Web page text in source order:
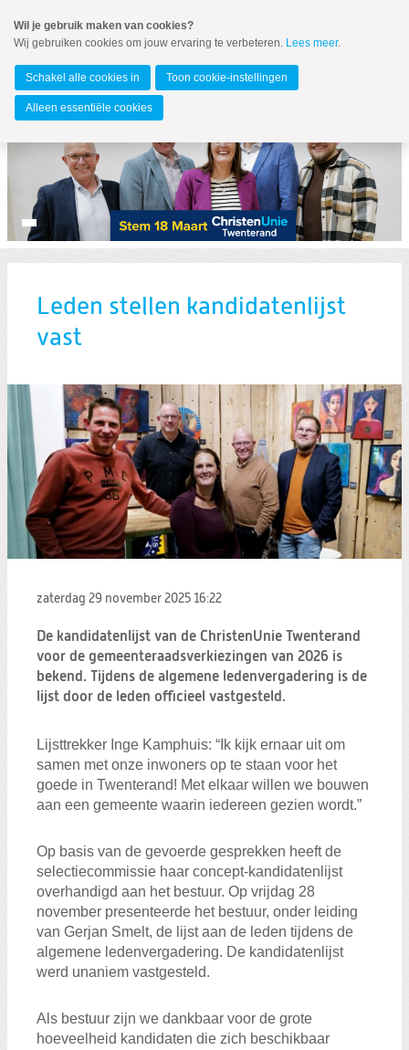
naar
Spring
de
inhoud
Spring
naar
hoofdmenu
Twenterand
MENU
Leden stellen kandidatenlijst
vast
zaterdag 29 november 2025 16:22
De kandidatenlijst van de ChristenUnie Twenterand
voor de gemeenteraadsverkiezingen van 2026 is
bekend. Tijdens de algemene ledenvergadering is de
lijst door de leden officieel vastgesteld.
Lijsttrekker Inge Kamphuis: “Ik kijk ernaar uit om
samen met onze inwoners op te staan voor het
goede in Twenterand! Met elkaar willen we bouwen
aan een gemeente waarin iedereen gezien wordt.”
Op basis van de gevoerde gesprekken heeft de
selectiecommissie haar concept-kandidatenlijst
overhandigd aan het bestuur. Op vrijdag 28
november presenteerde het bestuur, onder leiding
van Gerjan Smelt, de lijst aan de leden tijdens de
algemene ledenvergadering. De kandidatenlijst
werd unaniem vastgesteld.
Als bestuur zijn we dankbaar voor de grote
hoeveelheid kandidaten die zich beschikbaar
Wil je gebruik maken van cookies?
Wij gebruiken cookies om jouw ervaring te verbeteren. Lees meer.
Schakel alle cookies in Toon cookie-instellingen
Alleen essentiële cookies